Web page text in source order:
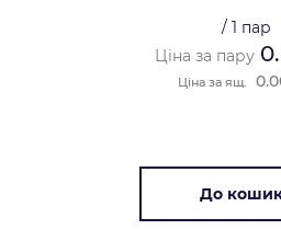
/ 1 пар
Ціна за пару
Ціна за ящ.
До